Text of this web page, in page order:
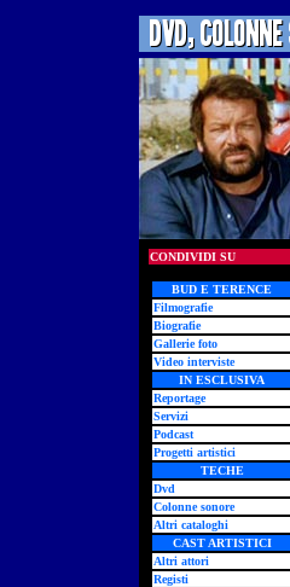
CONDIVIDI SU
BUD E TERENCE
Filmografie
Biografie
Gallerie foto
Video interviste
IN ESCLUSIVA
Reportage
Servizi
Podcast
Progetti artistici
TECHE
Dvd
Colonne sonore
Altri cataloghi
CAST ARTISTICI
Altri attori
Registi